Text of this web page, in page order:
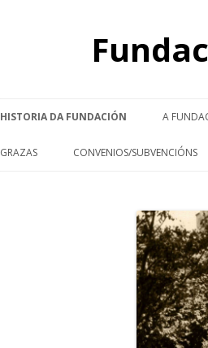
HISTORIA DA FUNDACIÓN
FERNANDO BLANCO DE LEMA
A
GRAZAS CONVENIOS/SUBVENCIÓNS
CONVENIOS/SUBVENCIÓNS
CONVENIOS/SUBVENCIÓNS
CONVENIOS/SUBVENCIÓNS
CONVENIOS/SUBVENCIÓNS